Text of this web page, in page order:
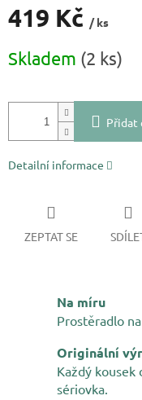
419 Kč / ks
cena:
Skladem (2 ks)
Přidat
Detailní informace
ZEPTAT SE
Na míru
Prostěradlo
Originální
Každý kousek
sériovka.